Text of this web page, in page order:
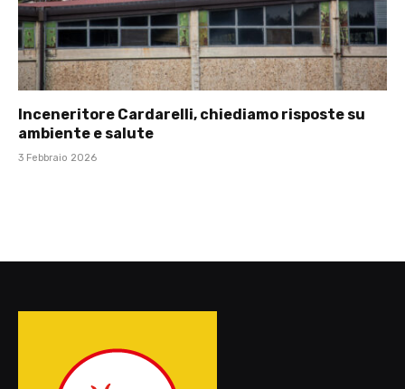
Inceneritore Cardarelli, chiediamo risposte su
ambiente e salute
3 Febbraio 2026